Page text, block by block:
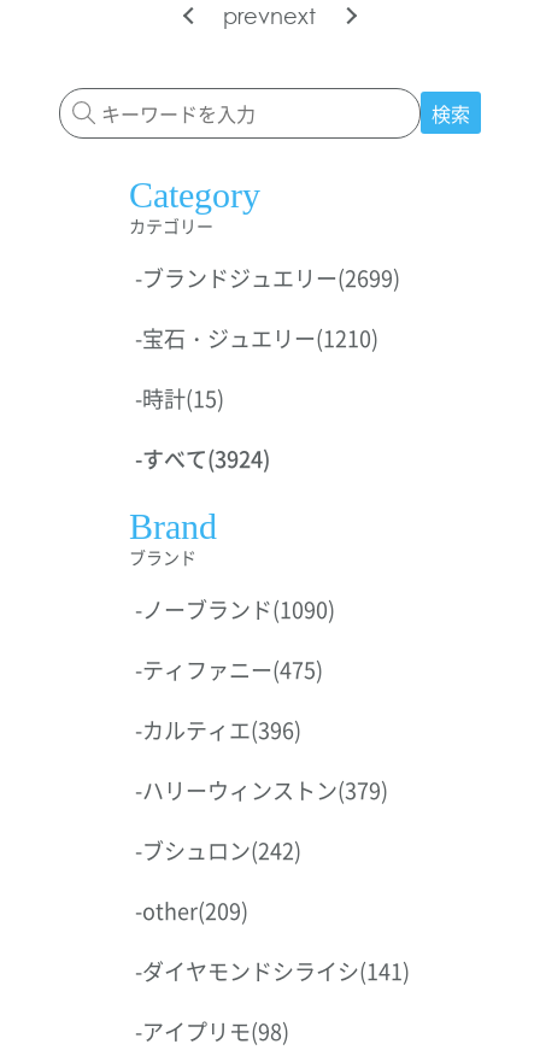
prevnext
検索
Category
カテゴリー
-ブランドジュエリー(2699)
-宝石・ジュエリー(1210)
-時計(15)
-すべて(3924)
Brand
ブランド
-ノーブランド(1090)
-ティファニー(475)
-カルティエ(396)
-ハリーウィンストン(379)
-ブシュロン(242)
-other(209)
-ダイヤモンドシライシ(141)
-アイプリモ(98)